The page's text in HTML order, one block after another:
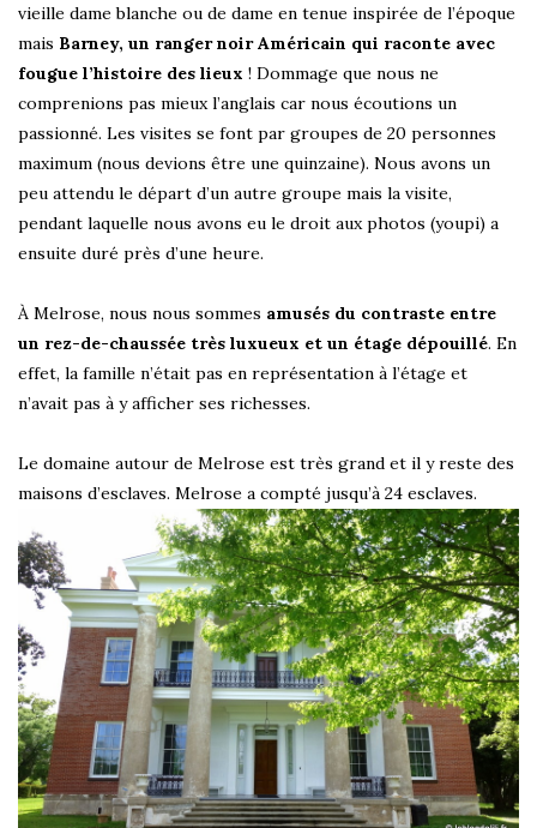
vieille dame blanche ou de dame en tenue inspirée de l’époque
mais Barney, un ranger noir Américain qui raconte avec
fougue l’histoire des lieux ! Dommage que nous ne
comprenions pas mieux l’anglais car nous écoutions un
passionné. Les visites se font par groupes de 20 personnes
maximum (nous devions être une quinzaine). Nous avons un
peu attendu le départ d’un autre groupe mais la visite,
pendant laquelle nous avons eu le droit aux photos (youpi) a
ensuite duré près d’une heure.
À Melrose, nous nous sommes amusés du contraste entre
un rez-de-chaussée très luxueux et un étage dépouillé. En
effet, la famille n’était pas en représentation à l’étage et
n’avait pas à y afficher ses richesses.
Le domaine autour de Melrose est très grand et il y reste des
maisons d’esclaves. Melrose a compté jusqu’à 24 esclaves.